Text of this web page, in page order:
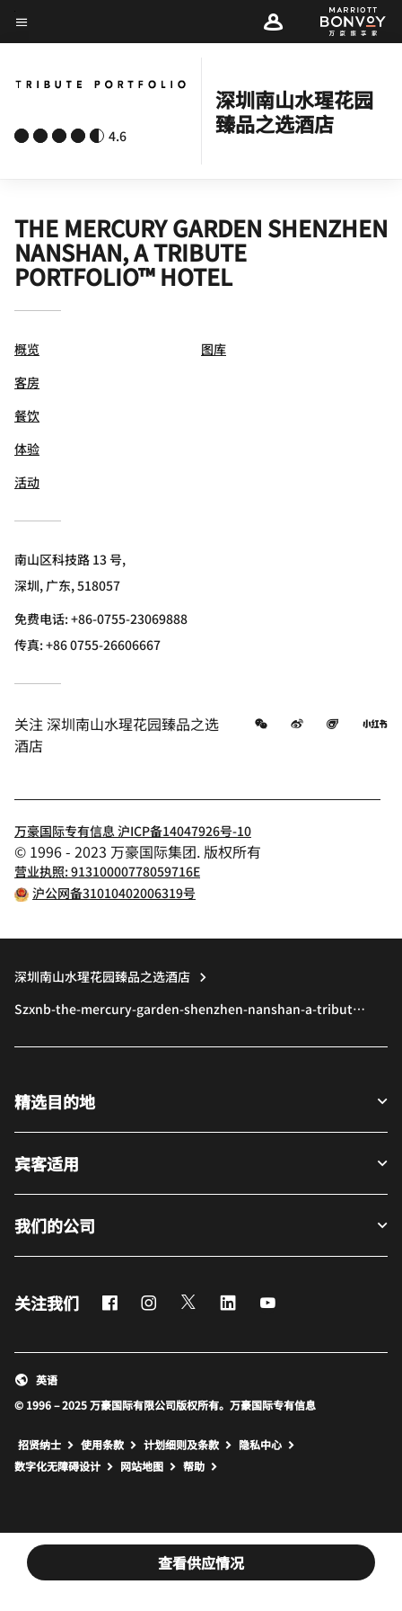
Skip
to
content
菜单文本
4.6
深圳南山水瑆花园
臻品之选酒店
查看供应情况
THE MERCURY GARDEN SHENZHEN
NANSHAN, A TRIBUTE
PORTFOLIO™ HOTEL
概览
客房
餐饮
体验
活动
图库
南山区科技路 13 号,
深圳, 广东, 518057
免费电话:+86-0755-23069888
传真:+86 0755-26606667
关注深圳南山水瑆花园臻品之选
酒店
微信 微博 飞猪
万豪国际专有信息 沪ICP备14047926号-10
© 1996 - 2023 万豪国际集团. 版权所有
营业执照: 91310000778059716E
沪公网备31010402006319号
深圳南山水瑆花园臻品之选酒店
Szxnb-the-mercury-garden-shenzhen-nanshan-a-tribute-
精选目的地
宾客适用
我们的公司
关注我们 FacebookInstagram
Twitter LinkedIn
© 1996 – 2025 万豪国际有限公司版权所有。万豪国际专有信息
英语
招贤纳士 使用条款 计划细则及条款
隐私中心
数字化无障碍设计
网站地图 打开新窗口
帮助